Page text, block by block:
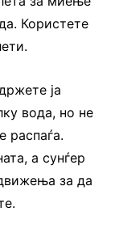
Користете
ја
вода, но не
распаѓа.
а сунѓер
за да